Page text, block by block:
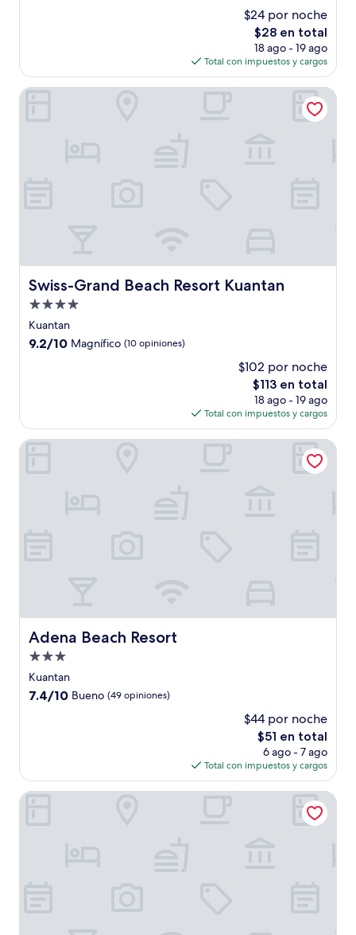
$24 por noche
El
precio
actual
es
de
$28 en total
18 ago - 19 ago
Total con impuestos y cargos
Swiss-Grand Beach Resort Kuantan
Swiss-Grand Beach Resort Kuantan
Propiedad
de
4.0
Kuantan
9.2
9.2/10 Magnífico (10 opiniones)
$102 por noche
El
precio
actual
es
de
$113 en total
18 ago - 19 ago
Total con impuestos y cargos
Swiss-Grand Beach Resort Kuantan
Adena Beach Resort
Adena Beach Resort
Propiedad
de
3.0
Kuantan
7.4
7.4/10 Bueno (49 opiniones)
$44 por noche
El
precio
actual
es
de
$51 en total
6 ago - 7 ago
Total con impuestos y cargos
Adena Beach Resort
dr96inn